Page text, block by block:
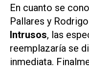
En cuanto se
Pallares y
Intrusos, las
reemplazaría se
inmediata.